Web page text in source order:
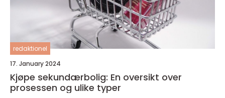
redaktionel
17. January 2024
Kjøpe sekundærbolig: En oversikt over
prosessen og ulike typer